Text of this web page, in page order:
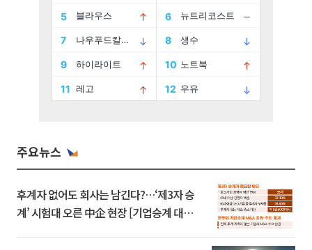
주요뉴스
후계자 없어도 회사는 남긴다?…‘제3자 승
계’ 시험대 오른 中企 현장 [기업승계 대전